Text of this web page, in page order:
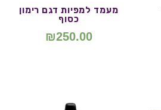
מעמד למפיות דגם רימון
כסוף
₪250.00